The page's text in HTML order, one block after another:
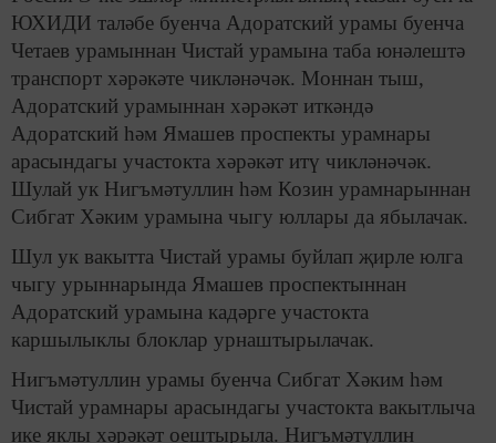
ЮХИДИ таләбе буенча Адоратский урамы буенча
Четаев урамыннан Чистай урамына таба юнәлештә
транспорт хәрәкәте чикләнәчәк. Моннан тыш,
Адоратский урамыннан хәрәкәт иткәндә
Адоратский һәм Ямашев проспекты урамнары
арасындагы участокта хәрәкәт итү чикләнәчәк.
Шулай ук Нигъмәтуллин һәм Козин урамнарыннан
Сибгат Хәким урамына чыгу юллары да ябылачак.
Шул ук вакытта Чистай урамы буйлап җирле юлга
чыгу урыннарында Ямашев проспектыннан
Адоратский урамына кадәрге участокта
каршылыклы блоклар урнаштырылачак.
Нигъмәтуллин урамы буенча Сибгат Хәким һәм
Чистай урамнары арасындагы участокта вакытлыча
ике яклы хәрәкәт оештырыла. Нигъмәтуллин